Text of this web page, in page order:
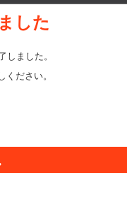
した
ました。
ださい。